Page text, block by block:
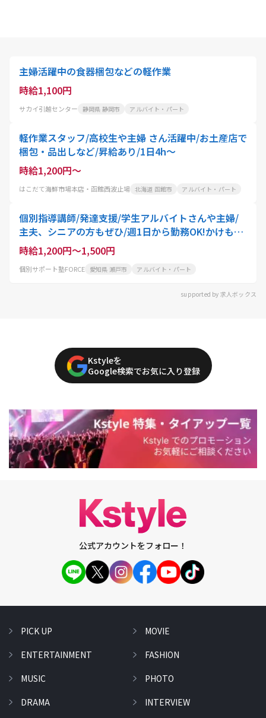
主婦活躍中の食器梱包などの軽作業
時給1,100円
サカイ引越センター 静岡県 静岡市 アルバイト・パート
軽作業スタッフ/高校生や主婦 さん活躍中/お土産店で
梱包・品出しなど/昇給あり/1日4h～
時給1,200円～
はこだて海鮮市場本店・函館西波止場 北海道 函館市 アルバイト・パート
個別指導講師/発達支援/学生アルバイトさんや主婦/
主夫、シニアの方もぜひ/週1日から勤務OK!かけもち
バイトにもおすすめ
時給1,200円～1,500円
個別サポート塾FORCE 愛知県 瀬戸市 アルバイト・パート
supported by 求人ボックス
Kstyleを
Google検索でお気に入り登録
公式アカウントをフォロー！
PICK UP
ENTERTAINMENT
MUSIC
DRAMA
MOVIE
FASHION
PHOTO
INTERVIEW